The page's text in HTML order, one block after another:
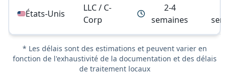
États-Unis
LLC / C-
Corp
2-4
semaines
* Les délais sont des estimations et peuvent varier en
fonction de l'exhaustivité de la documentation et des délais
de traitement locaux